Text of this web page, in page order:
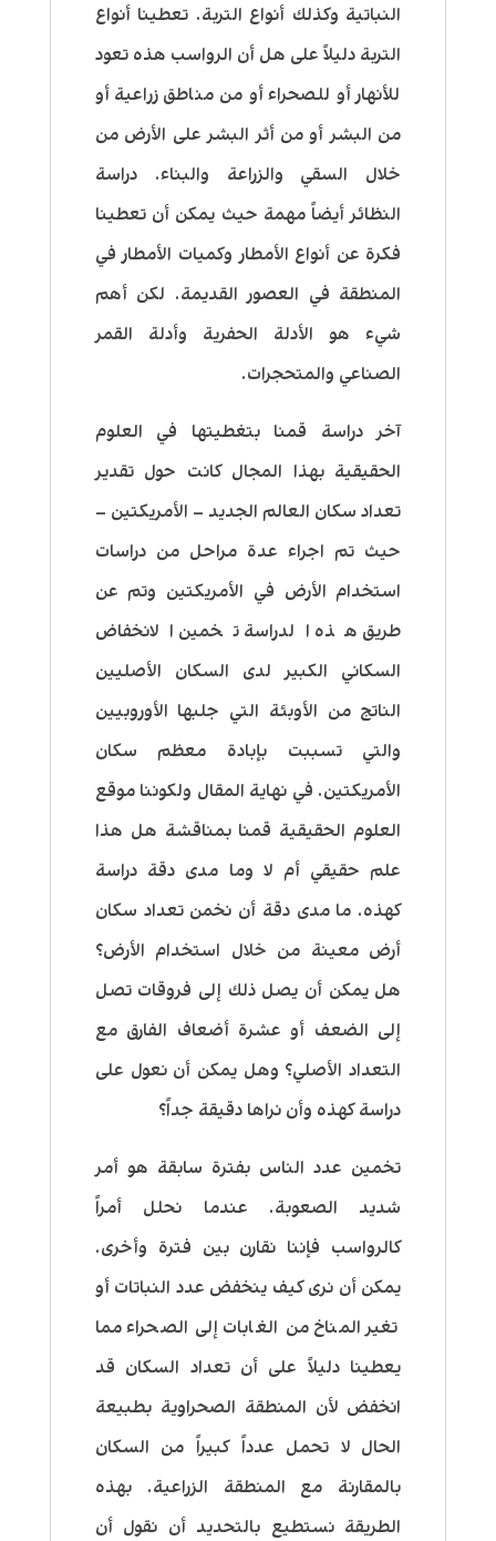
النباتية وكذلك أنواع التربة. تعطينا أنواع
التربة دليلاً على هل أن الرواسب هذه تعود
للأنهار أو للصحراء أو من مناطق زراعية أو
من البشر أو من أثر البشر على الأرض من
خلال السقي والزراعة والبناء. دراسة
النظائر أيضاً مهمة حيث يمكن أن تعطينا
فكرة عن أنواع الأمطار وكميات الأمطار في
المنطقة في العصور القديمة. لكن أهم
شيء هو الأدلة الحفرية وأدلة القمر
الصناعي والمتحجرات.
آخر دراسة قمنا بتغطيتها في العلوم
الحقيقية بهذا المجال كانت حول تقدير
تعداد سكان العالم الجديد – الأمريكتين –
حيث تم اجراء عدة مراحل من دراسات
استخدام الأرض في الأمريكتين وتم عن
طريق هذه الدراسة تخمين الانخفاض
السكاني الكبير لدى السكان الأصليين
الناتج من الأوبئة التي جلبها الأوروبيين
والتي تسببت بإبادة معظم سكان
الأمريكتين. في نهاية المقال ولكوننا موقع
العلوم الحقيقية قمنا بمناقشة هل هذا
علم حقيقي أم لا وما مدى دقة دراسة
كهذه. ما مدى دقة أن نخمن تعداد سكان
أرض معينة من خلال استخدام الأرض؟
هل يمكن أن يصل ذلك إلى فروقات تصل
إلى الضعف أو عشرة أضعاف الفارق مع
التعداد الأصلي؟ وهل يمكن أن نعول على
دراسة كهذه وأن نراها دقيقة جداً؟
تخمين عدد الناس بفترة سابقة هو أمر
شديد الصعوبة. عندما نحلل أمراً
كالرواسب فإننا نقارن بين فترة وأخرى.
يمكن أن نرى كيف ينخفض عدد النباتات أو
تغير المناخ من الغابات إلى الصحراء مما
يعطينا دليلاً على أن تعداد السكان قد
انخفض لأن المنطقة الصحراوية بطبيعة
الحال لا تحمل عدداً كبيراً من السكان
بالمقارنة مع المنطقة الزراعية. بهذه
الطريقة نستطيع بالتحديد أن نقول أن